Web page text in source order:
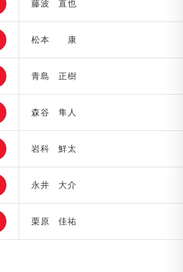
藤波 直也
松本 康
青島 正樹
森谷 隼人
岩科 鮮太
永井 大介
栗原 佳祐